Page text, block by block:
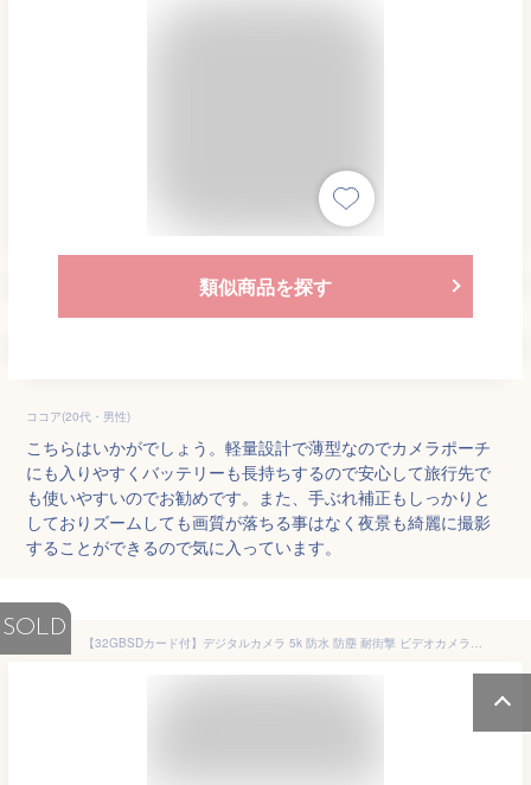
類似商品を探す
ココア(20代・男性)
こちらはいかがでしょう。軽量設計で薄型なのでカメラポーチ
にも入りやすくバッテリーも長持ちするので安心して旅行先で
も使いやすいのでお勧めです。また、手ぶれ補正もしっかりと
しておりズームしても画質が落ちる事はなく夜景も綺麗に撮影
することができるので気に入っています。
SOLD
【32GBSDカード付】デジタルカメラ 5k 防水 防塵 耐街撃 ビデオカメラ カメラ デジカメ 小型 高画質 軽量 自撮り 動画 撮影 5000万画素 5k画質 16倍デジタルズーム キッズカメラ オートフォーカス AF USB充電 安い 2.4インチ大画面 卒業式